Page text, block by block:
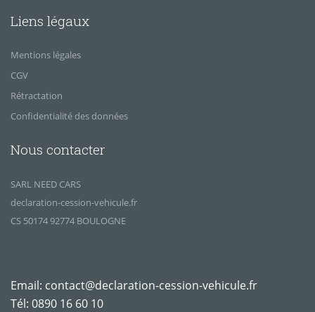
Liens légaux
Mentions légales
CGV
Rétractation
Confidentialité des données
Nous contacter
SARL NEED CARS
declaration-cession-vehicule.fr
CS 50174 92774 BOULOGNE
Email: contact@declaration-cession-vehicule.fr
Tél: 0890 16 60 10